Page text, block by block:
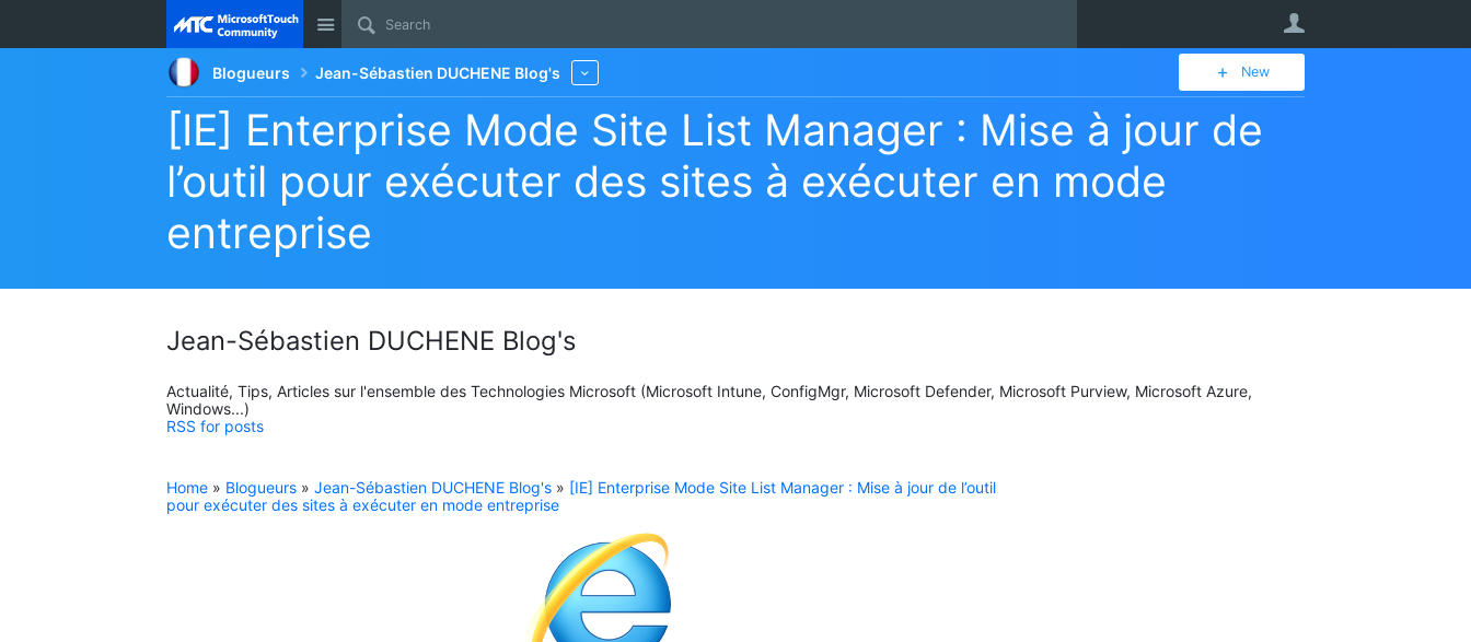
Site
Blogueurs Jean-Sébastien DUCHENE Blog's New
[IE] Enterprise Mode Site List Manager : Mise à jour de
l’outil pour exécuter des sites à exécuter en mode
entreprise
Jean-Sébastien DUCHENE Blog's
Actualité, Tips, Articles sur l'ensemble des Technologies Microsoft (Microsoft Intune, ConfigMgr, Microsoft Defender, Microsoft Purview, Microsoft Azure,
Windows...)
RSS for posts
Home » Blogueurs » Jean-Sébastien DUCHENE Blog's » [IE] Enterprise Mode Site List Manager : Mise à jour de l’outil
pour exécuter des sites à exécuter en mode entreprise